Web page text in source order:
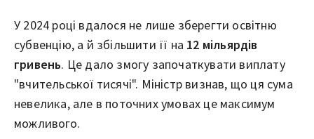
У 2024 році вдалося не лише зберегти освітню
субвенцію, а й збільшити її на 12 мільярдів
гривень. Це дало змогу започаткувати виплату
"вчительської тисячі". Міністр визнав, що ця сума
невелика, але в поточних умовах це максимум
можливого.